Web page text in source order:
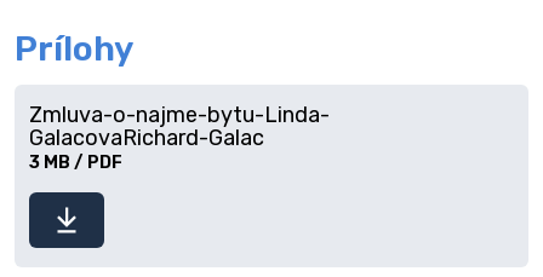
Prílohy
súbor
Zmluva-o-najme-bytu-Linda-
GalacovaRichard-Galac
3 MB / PDF